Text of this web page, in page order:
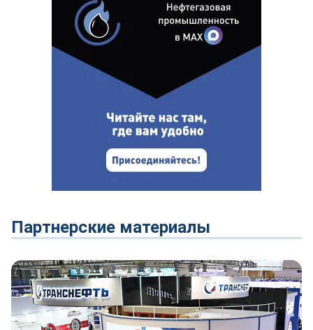
Партнерские материалы